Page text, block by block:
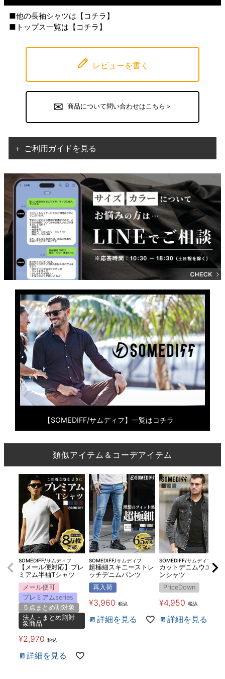
■他の長袖シャツは【 コチラ 】
■トップス一覧は【 コチラ 】
レビューを書く
商品について問い合わせはこちら＞
＋ ご利用ガイドを見る
【SOMEDIFF/サムディフ】一覧はコチラ
類似アイテム＆コーデアイテム
SOMEDIFF/サムディフ
【メール便対応】プレ
ミアム半袖Tシャツ
メール便可
プレミアムseries
５点まとめ割対象
法人・まとめ割対
象商品
¥2,970 税込
詳細を見る
SOMEDIFF/サムディフ
超極細スキニーストレ
ッチデニムパンツ
再入荷
¥3,960 税込
詳細を見る
SOMEDIFF/サムディフ
カットデニムウエスタ
ンシャツ
PriceDown
¥4,950 税込
詳細を見る